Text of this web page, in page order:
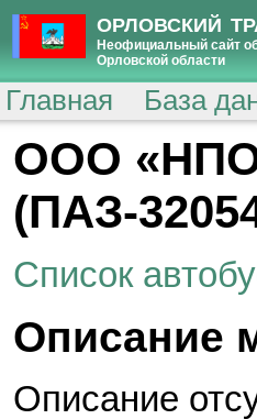
ОРЛОВСКИЙ
Неофициальный сайт
Орловской области
Главная База
ООО «НПО
(ПАЗ-
Список
Описание
Описание